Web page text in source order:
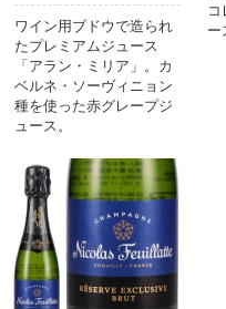
ワイン用ブドウで造られ
たプレミアムジュース
「アラン・ミリア」。カ
ベルネ・ソーヴィニョン
種を使った赤グレープジ
ュース。
ー